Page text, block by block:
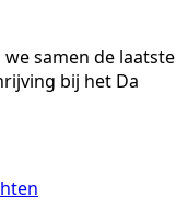
samen de laatste
bij het Da